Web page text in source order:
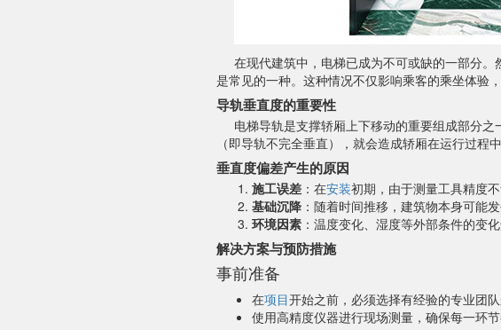
在现代建筑中，电梯已成为不可或缺的一部分。
是常见的一种。这种情况不仅影响乘客的乘坐体验
导轨垂直度的重要性
电梯导轨是支撑轿厢上下移动的重要组成部分
（即导轨不完全垂直），就会造成轿厢在运行过程
垂直度偏差产生的原因
施工误差 ：在安装初期，由于测量工具精度
基础沉降 ：随着时间推移，建筑物本身可能
环境因素 ：温度变化、湿度等外部条件的变
解决方案与预防措施
事前准备
在项目开始之前，必须选择有经验的专业团
使用高精度仪器进行现场测量，确保每一环节